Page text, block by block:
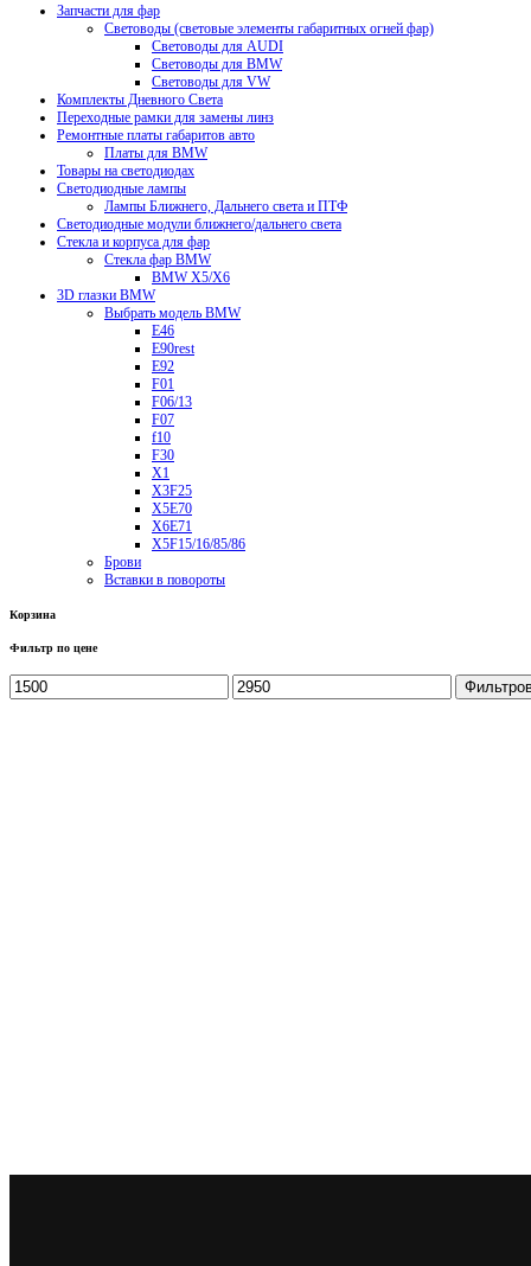
Запчасти для фар
Световоды (световые элементы габаритных огней фар)
Световоды для AUDI
Световоды для BMW
Световоды для VW
Комплекты Дневного Света
Переходные рамки для замены линз
Ремонтные платы габаритов авто
Платы для BMW
Товары на светодиодах
Светодиодные лампы
Лампы Ближнего, Дальнего света и ПТФ
Светодиодные модули ближнего/дальнего света
Стекла и корпуса для фар
Стекла фар BMW
BMW X5/X6
3D глазки BMW
Выбрать модель BMW
E46
E90rest
E92
F01
F06/13
F07
f10
F30
X1
X3F25
X5E70
X6E71
X5F15/16/85/86
Брови
Вставки в повороты
Корзина
Фильтр по цене